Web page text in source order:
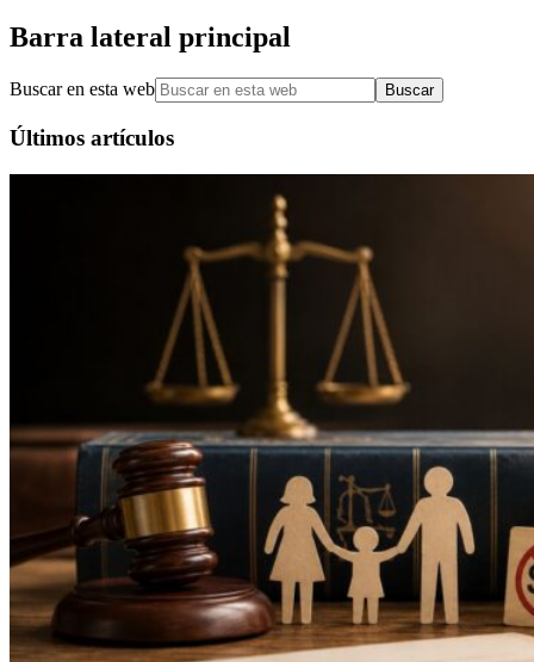
Barra lateral principal
Buscar en esta web
Últimos artículos